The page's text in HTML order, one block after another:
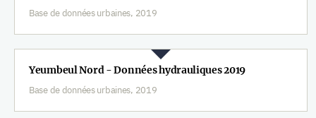
Base de données urbaines, 2019
Yeumbeul Nord - Données hydrauliques 2019
Base de données urbaines, 2019